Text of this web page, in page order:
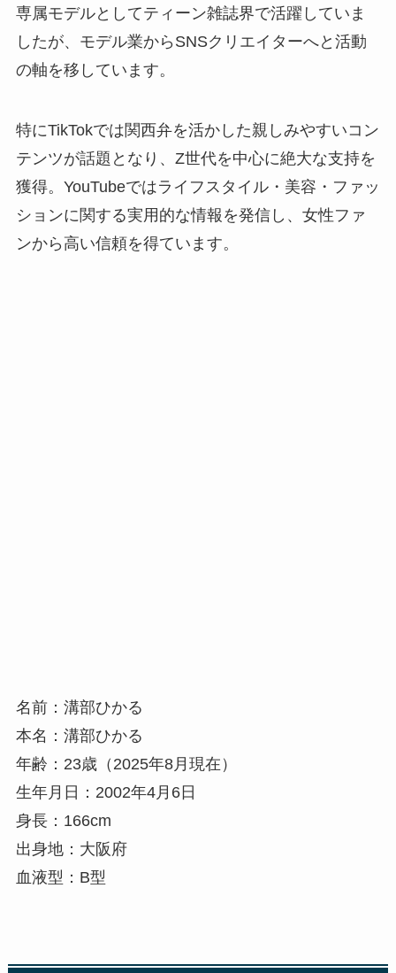
専属モデルとしてティーン雑誌界で活躍していま
したが、モデル業からSNSクリエイターへと活動
の軸を移しています。
特にTikTokでは関西弁を活かした親しみやすいコン
テンツが話題となり、Z世代を中心に絶大な支持を
獲得。YouTubeではライフスタイル・美容・ファッ
ションに関する実用的な情報を発信し、女性ファ
ンから高い信頼を得ています。
名前：溝部ひかる
本名：溝部ひかる
年齢：23歳（2025年8月現在）
生年月日：2002年4月6日
身長：166cm
出身地：大阪府
血液型：B型